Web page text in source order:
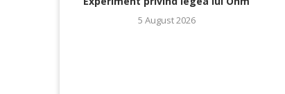
5 August 2026